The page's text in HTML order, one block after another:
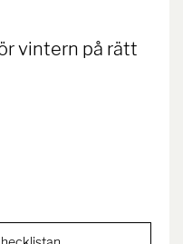
vintern på rätt